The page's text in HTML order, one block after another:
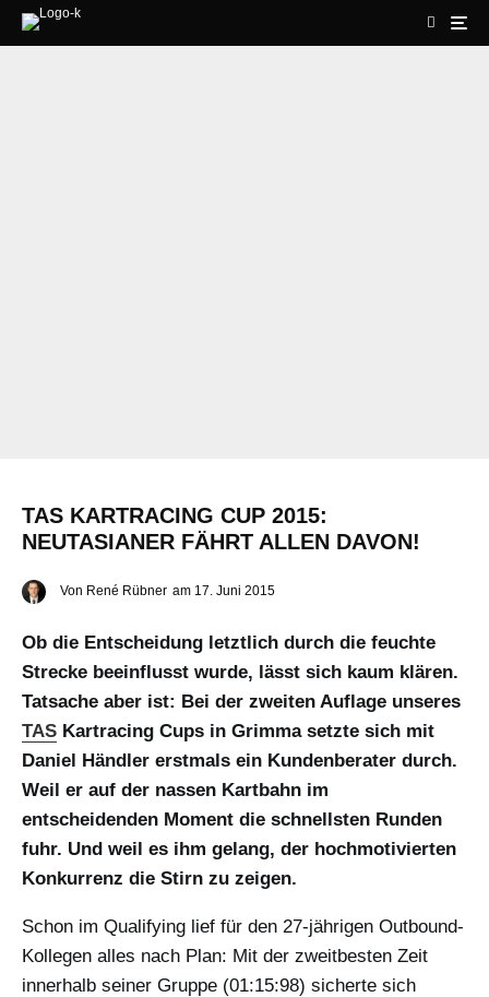
TAS KARTRACING CUP 2015:
NEUTASIANER FÄHRT ALLEN DAVON!
Von René Rübner am 17. Juni 2015
Ob die Entscheidung letztlich durch die feuchte
Strecke beeinflusst wurde, lässt sich kaum klären.
Tatsache aber ist: Bei der zweiten Auflage unseres
TAS Kartracing Cups in Grimma setzte sich mit
Daniel Händler erstmals ein Kundenberater durch.
Weil er auf der nassen Kartbahn im
entscheidenden Moment die schnellsten Runden
fuhr. Und weil es ihm gelang, der hochmotivierten
Konkurrenz die Stirn zu zeigen.
Schon im Qualifying lief für den 27-jährigen Outbound-
Kollegen alles nach Plan: Mit der zweitbesten Zeit
innerhalb seiner Gruppe (01:15:98) sicherte sich